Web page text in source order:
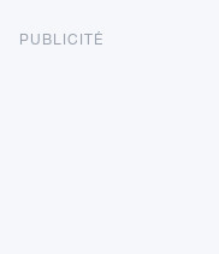
PUBLICITÉ